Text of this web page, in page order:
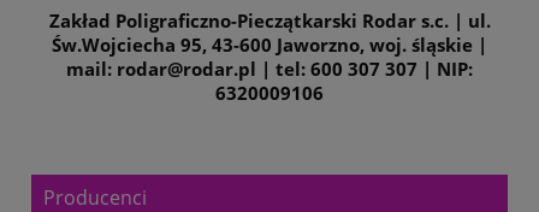
Zakład Poligraficzno-Pieczątkarski Rodar s.c. | ul.
Św.Wojciecha 95, 43-600 Jaworzno, woj. śląskie |
mail: rodar@rodar.pl | tel: 600 307 307 | NIP:
6320009106
Producenci